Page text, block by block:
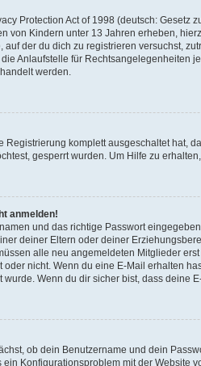
Protection Act of 1998 (deutsch:
von Kindern unter 13 Jahren erheben,
der du dich zu registrieren versuchst,
Anlaufstelle für Rechtsangelegenheiten
werden.
Registrierung komplett ausgeschaltet hat,
gesperrt wurden. Um Hilfe zu
anmelden!
und das richtige Passwort
deiner Eltern oder deiner
alle neu angemeldeten Mitglieder
nicht. Wenn du eine E-Mail erhalten
Wenn du dir sicher bist, dass deine
ob dein Benutzername und dein
Konfigurationsproblem mit der Website